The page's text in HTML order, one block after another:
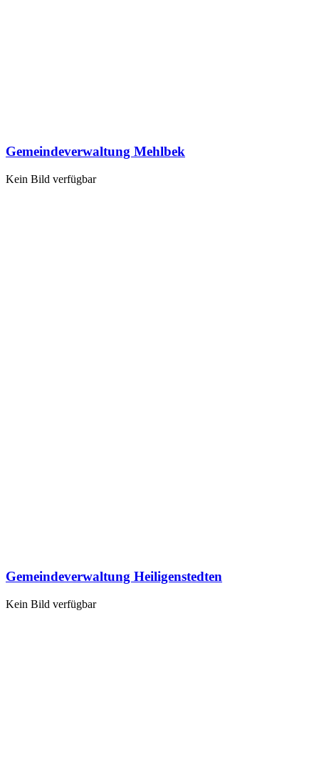
Gemeindeverwaltung Mehlbek
Kein Bild verfügbar
Gemeindeverwaltung Heiligenstedten
Kein Bild verfügbar